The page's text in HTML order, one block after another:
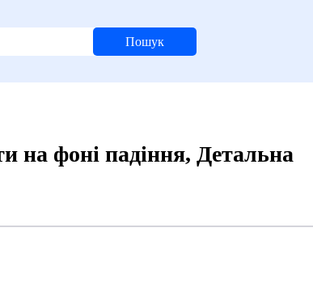
Пошук
на фоні падіння, Детальна